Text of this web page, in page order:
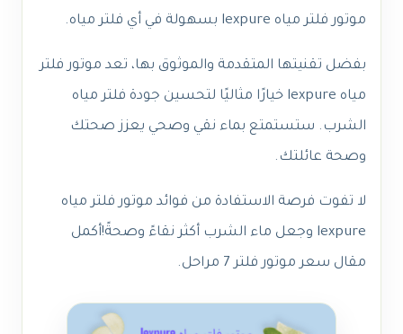
موتور فلتر مياه lexpure بسهولة في أي فلتر مياه.
بفضل تقنيتها المتقدمة والموثوق بها، تعد موتور فلتر
مياه lexpure خيارًا مثاليًا لتحسين جودة فلتر مياه
الشرب. ستستمتع بماء نقي وصحي يعزز صحتك
وصحة عائلتك.
لا تفوت فرصة الاستفادة من فوائد موتور فلتر مياه
lexpure وجعل ماء الشرب أكثر نقاءً وصحةً!أكمل
مقال سعر موتور فلتر 7 مراحل.